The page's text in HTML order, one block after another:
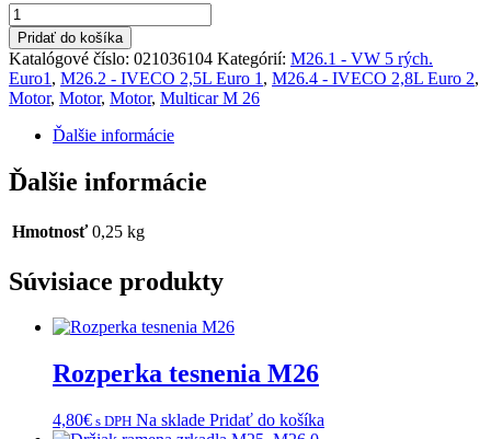
množstvo
Snímač
otáčok
M26.1,2,4
Pridať do košíka
Katalógové číslo: 021036104 Kategórií: M26.1 - VW 5 rých.
Euro1 , M26.2 - IVECO 2,5L Euro 1 , M26.4 - IVECO 2,8L Euro 2,
Motor, Motor, Motor, Multicar M 26
Ďalšie informácie
Ďalšie informácie
Hmotnosť 0,25 kg
Súvisiace produkty
Rozperka tesnenia M26
4,80€ s DPH Na sklade Pridať do košíka